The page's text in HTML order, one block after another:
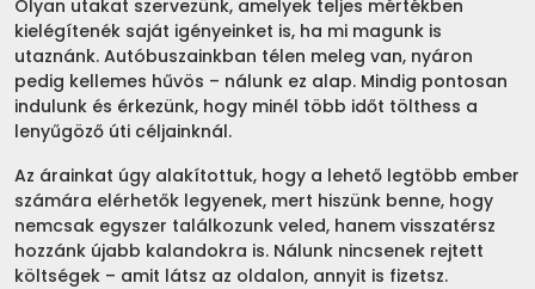
Olyan utakat szervezünk, amelyek teljes mértékben
kielégítenék saját igényeinket is, ha mi magunk is
utaznánk. Autóbuszainkban télen meleg van, nyáron
pedig kellemes hűvös – nálunk ez alap. Mindig pontosan
indulunk és érkezünk, hogy minél több időt tölthess a
lenyűgöző úti céljainknál.
Az árainkat úgy alakítottuk, hogy a lehető legtöbb ember
számára elérhetők legyenek, mert hiszünk benne, hogy
nemcsak egyszer találkozunk veled, hanem visszatérsz
hozzánk újabb kalandokra is. Nálunk nincsenek rejtett
költségek – amit látsz az oldalon, annyit is fizetsz.